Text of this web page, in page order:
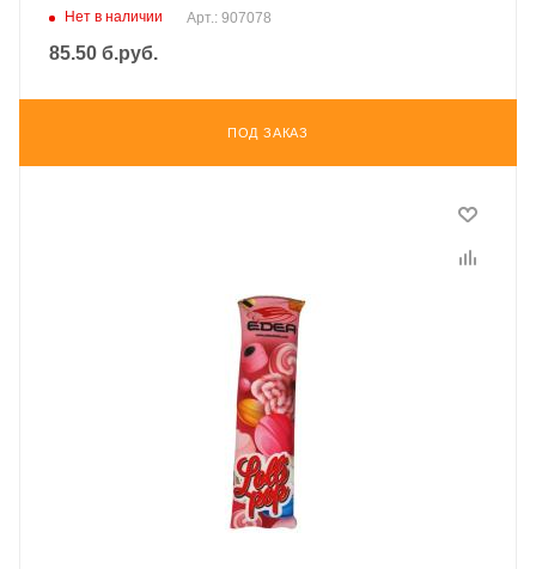
Нет в наличии Арт.: 907078
85.50 б.руб.
ПОД ЗАКАЗ